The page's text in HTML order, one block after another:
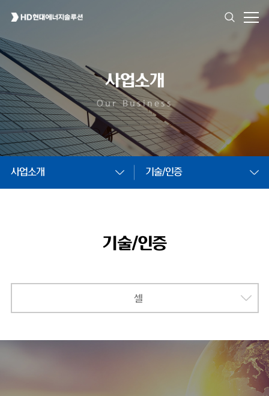
사업소개
Our Business
사업소개 기술/인증
기술/인증
셀